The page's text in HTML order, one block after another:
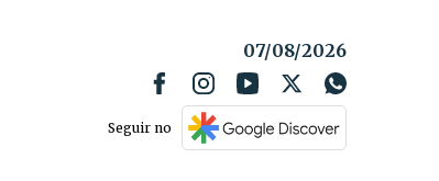
07/08/2026
Seguir no